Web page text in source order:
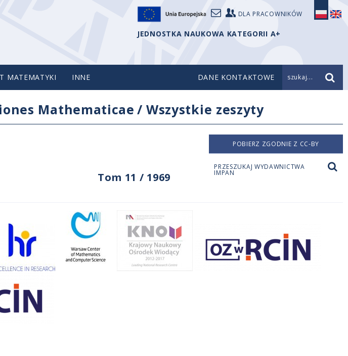
DLA PRACOWNIKÓW
JEDNOSTKA NAUKOWA KATEGORII A+
MATEMATYKI INNE DANE KONTAKTOWE szukaj...
Mathematicae / Wszystkie zeszyty
Tom 11 / 1969
POBIERZ ZGODNIE Z CC-BY
PRZESZUKAJ WYDAWNICTWA
IMPAN